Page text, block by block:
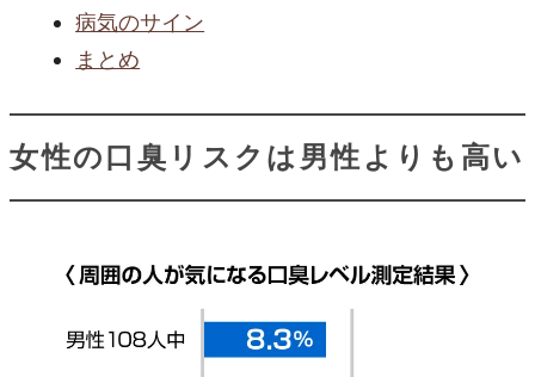
病気のサイン
まとめ
女性の口臭リスクは男性よりも高い